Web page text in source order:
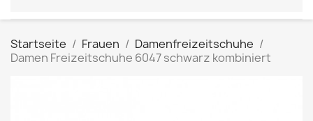
Startseite Frauen
Damenfreizeitschuhe
Damen Freizeitschuhe 6047 schwarz kombiniert